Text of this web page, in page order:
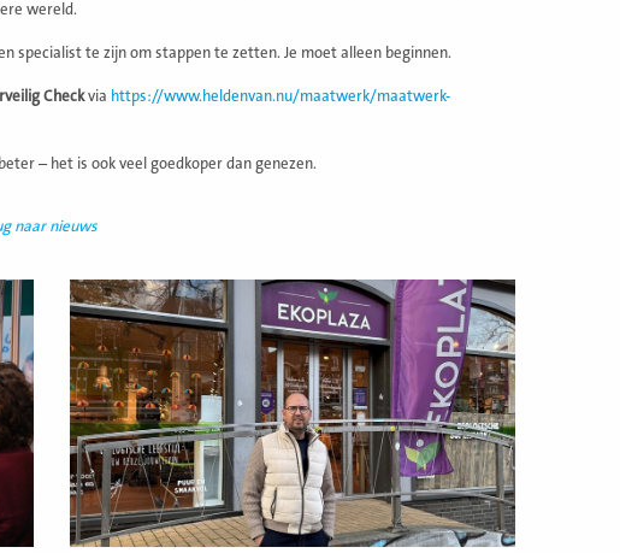
wereld.
specialist te zijn om stappen te zetten. Je moet alleen beginnen.
Checkvia https://www.heldenvan.nu/maatwerk/maatwerk-
– het is ook veel goedkoper dan genezen.
naar nieuws
Lees
meer